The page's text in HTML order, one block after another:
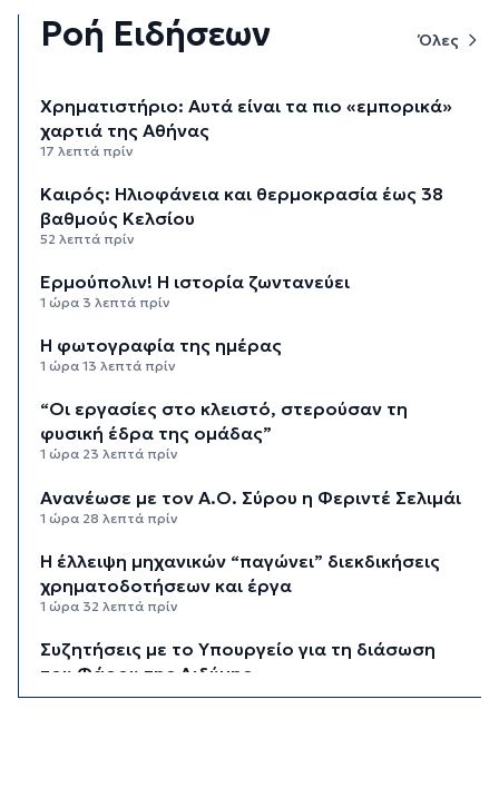
Ροή Ειδήσεων Όλες
Χρηματιστήριο: Αυτά είναι τα πιο «εμπορικά»
χαρτιά της Αθήνας
17 λεπτά πρίν
Καιρός: Ηλιοφάνεια και θερμοκρασία έως 38
βαθμούς Κελσίου
52 λεπτά πρίν
Ερμούπολιν! Η ιστορία ζωντανεύει
1 ώρα 3 λεπτά πρίν
Η φωτογραφία της ημέρας
1 ώρα 13 λεπτά πρίν
“Οι εργασίες στο κλειστό, στερούσαν τη
φυσική έδρα της ομάδας”
1 ώρα 23 λεπτά πρίν
Ανανέωσε με τον Α.Ο. Σύρου η Φεριντέ Σελιμάι
1 ώρα 28 λεπτά πρίν
Η έλλειψη μηχανικών “παγώνει” διεκδικήσεις
χρηματοδοτήσεων και έργα
1 ώρα 32 λεπτά πρίν
Συζητήσεις με το Υπουργείο για τη διάσωση
του Φάρου της Διδύμης
1 ώρα 37 λεπτά πρίν